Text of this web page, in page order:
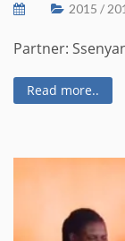
2015 /
Partner:
Read more..